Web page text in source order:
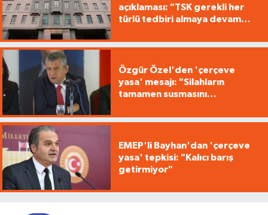
açıklaması: "TSK gerekli her
türlü tedbiri almaya devam
Özgür Özel'den 'çerçeve
yasa' mesajı: "Silahların
tamamen susmasını
EMEP'li Bayhan'dan 'çerçeve
yasa' tepkisi: "Kalıcı barış
getirmiyor"